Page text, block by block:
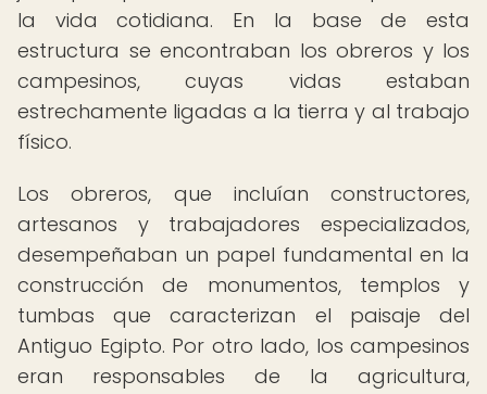
la vida cotidiana. En la base de esta
estructura se encontraban los obreros y los
campesinos, cuyas vidas estaban
estrechamente ligadas a la tierra y al trabajo
físico.
Los obreros, que incluían constructores,
artesanos y trabajadores especializados,
desempeñaban un papel fundamental en la
construcción de monumentos, templos y
tumbas que caracterizan el paisaje del
Antiguo Egipto. Por otro lado, los campesinos
eran responsables de la agricultura,